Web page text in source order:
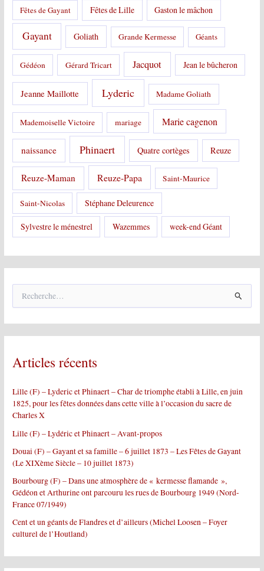
Fêtes de Gayant Fêtes de Lille Gaston le mâchon
Gayant Goliath Grande Kermesse Géants
Gédéon Gérard Tricart Jacquot Jean le bûcheron
Jeanne Maillotte Lyderic Madame Goliath
Mademoiselle Victoire mariage Marie cagenon
naissance Phinaert Quatre cortèges Reuze
Reuze-Maman Reuze-Papa Saint-Maurice
Saint-Nicolas Stéphane Deleurence
Sylvestre le ménestrel Wazemmes week-end Géant
h
e
c
r
:
Articles récents
Lille (F) – Lyderic et Phinaert – Char de triomphe établi à Lille, en juin
1825, pour les fêtes données dans cette ville à l’occasion du sacre de
Charles X
Lille (F) – Lydéric et Phinaert – Avant-propos
Douai (F) – Gayant et sa famille – 6 juillet 1873 – Les Fêtes de Gayant
(Le XIXème Siècle – 10 juillet 1873)
Bourbourg (F) – Dans une atmosphère de « kermesse flamande »,
Gédéon et Arthurine ont parcouru les rues de Bourbourg 1949 (Nord-
France 07/1949)
Cent et un géants de Flandres et d’ailleurs (Michel Loosen – Foyer
culturel de l’Houtland)